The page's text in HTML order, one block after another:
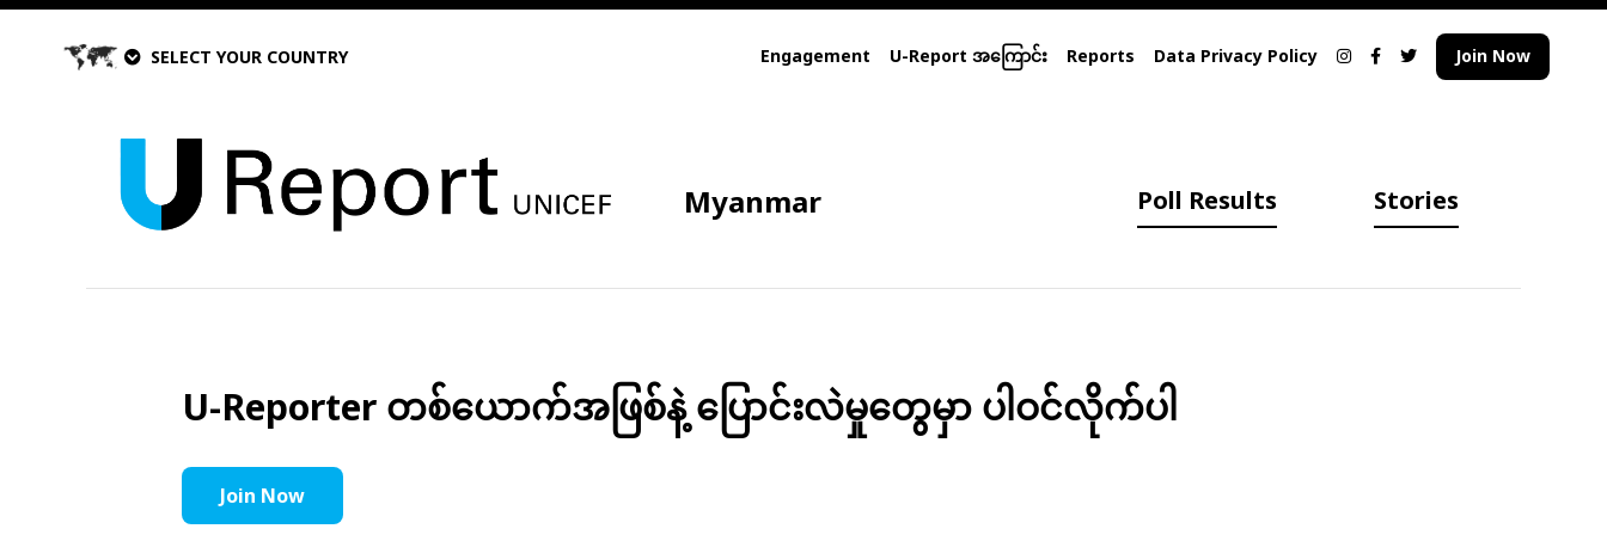
SELECT YOUR COUNTRY Engagement U-Report အကြောင်း Reports Data Privacy Policy Join Now
Myanmar Poll Results Stories
U-Reporter တစ်ယောက်အဖြစ်နဲ့ ပြောင်းလဲမှုတွေမှာ ပါဝင်လိုက်ပါ
Join Now